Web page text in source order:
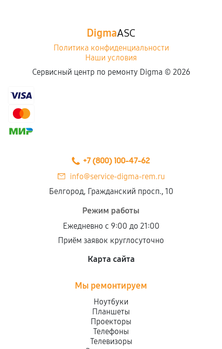
DigmaASC
Политика конфиденциальности
Наши условия
Сервисный центр по ремонту Digma © 2026
+7 (800) 100-47-62
info@service-digma-rem.ru
Белгород, Гражданский просп., 10
Режим работы
Ежедневно с 9:00 до 21:00
Приём заявок круглосуточно
Карта сайта
Мы ремонтируем
Ноутбуки
Планшеты
Проекторы
Телефоны
Телевизоры